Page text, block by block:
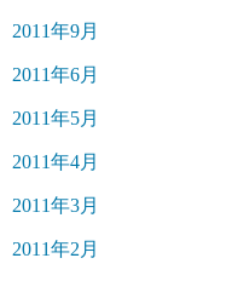
2011年9月
2011年6月
2011年5月
2011年4月
2011年3月
2011年2月